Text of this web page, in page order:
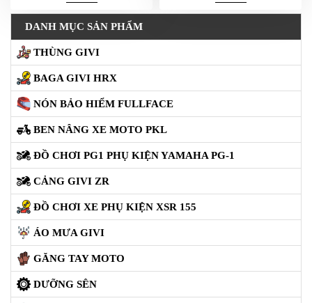
MŨ
BẢO
HIỂM
BỘ
VÁ
XE
STOP
AND
GO
PHỤ
KIỆN
MOTOWOLF
KẸP
ĐIỆN
THOẠI
XE
MÁY
DANH MỤC SẢN PHẨM
THÙNG GIVI
BAGA GIVI HRX
NÓN BẢO HIỂM FULLFACE
BEN NÂNG XE MOTO PKL
ĐỒ CHƠI PG1 PHỤ KIỆN YAMAHA PG-1
CẢNG GIVI ZR
ĐỒ CHƠI XE PHỤ KIỆN XSR 155
ÁO MƯA GIVI
GĂNG TAY MOTO
DƯỠNG SÊN